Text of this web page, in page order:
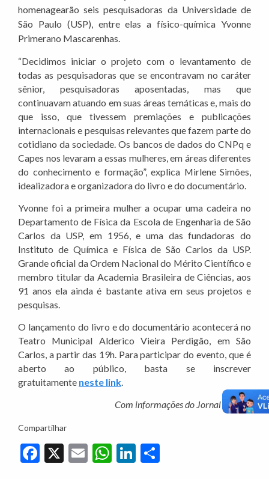
homenagearão seis pesquisadoras da Universidade de
São Paulo (USP), entre elas a físico-química Yvonne
Primerano Mascarenhas.
“Decidimos iniciar o projeto com o levantamento de
todas as pesquisadoras que se encontravam no caráter
sênior, pesquisadoras aposentadas, mas que
continuavam atuando em suas áreas temáticas e, mais do
que isso, que tivessem premiações e publicações
internacionais e pesquisas relevantes que fazem parte do
cotidiano da sociedade. Os bancos de dados do CNPq e
Capes nos levaram a essas mulheres, em áreas diferentes
do conhecimento e formação”, explica Mirlene Simões,
idealizadora e organizadora do livro e do documentário.
Yvonne foi a primeira mulher a ocupar uma cadeira no
Departamento de Física da Escola de Engenharia de São
Carlos da USP, em 1956, e uma das fundadoras do
Instituto de Química e Física de São Carlos da USP.
Grande oficial da Ordem Nacional do Mérito Científico e
membro titular da Academia Brasileira de Ciências, aos
91 anos ela ainda é bastante ativa em seus projetos e
pesquisas.
O lançamento do livro e do documentário acontecerá no
Teatro Municipal Alderico Vieira Perdigão, em São
Carlos, a partir das 19h. Para participar do evento, que é
aberto ao público, basta se inscrever
gratuitamente neste link
Com informações do Jornal da USP
Compartilhar
Facebook
X EmailWhatsApp
LinkedIn